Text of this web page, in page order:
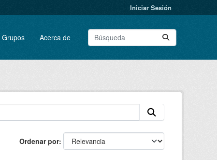
Iniciar Sesión
Grupos Acerca de
Ordenar por